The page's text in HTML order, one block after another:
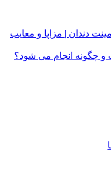
دندان | مزاپا و معایب
و چگونه انجام می شود؟